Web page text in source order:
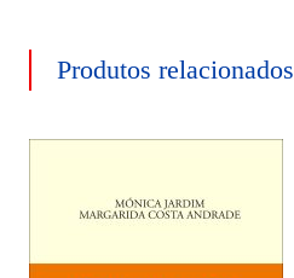
Produtos relacionados